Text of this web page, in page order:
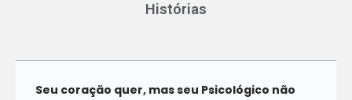
Histórias
Seu coração quer, mas seu Psicológico não